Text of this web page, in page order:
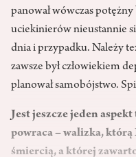
panował wówczas
uciekinierów nieustannie
dnia i przypadku. Należy
zawsze był człowiekiem
planował samobójstwo.
Jest jeszcze jeden
powraca – walizka, którą
śmiercią, a której